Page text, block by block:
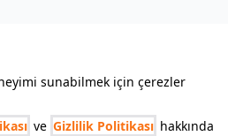
sunabilmek için çerezler
ve Gizlilik Politikası hakkında